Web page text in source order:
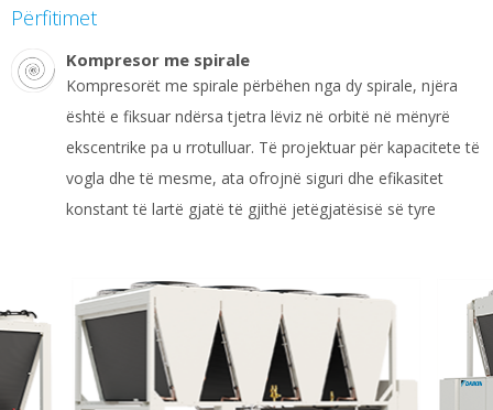
Përfitimet
Kompresor me spirale
Kompresorët me spirale përbëhen nga dy spirale, njëra
është e fiksuar ndërsa tjetra lëviz në orbitë në mënyrë
ekscentrike pa u rrotulluar. Të projektuar për kapacitete të
vogla dhe të mesme, ata ofrojnë siguri dhe efikasitet
konstant të lartë gjatë të gjithë jetëgjatësisë së tyre